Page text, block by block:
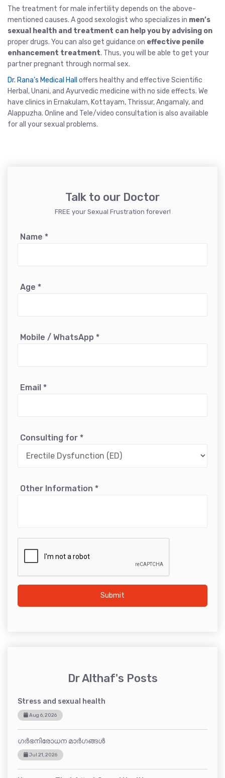
The treatment for male infertility depends on the above-
mentioned causes. A good sexologist who specializes in men’s
sexual health and treatment can help you by advising on
proper drugs. You can also get guidance on effective penile
enhancement treatment. Thus, you will be able to get your
partner pregnant through normal sex.
Dr. Rana’s Medical Hall offers healthy and effective Scientific
Herbal, Unani, and Ayurvedic medicine with no side effects. We
have clinics in Ernakulam, Kottayam, Thrissur, Angamaly,and
Alappuzha. Online and Tele/video consultation is also available
for all your sexual problems.
Talk to our Doctor
FREE your Sexual Frustration forever!
Name *
Age *
Mobile / WhatsApp *
Email *
Consulting for *
Other Information *
Submit
Dr Althaf's Posts
Stress and sexual health
Aug 6, 2026
ഗർഭനിരോധന മാർഗങ്ങൾ
Jul 21, 2026